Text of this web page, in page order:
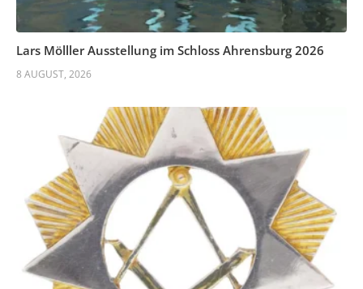
Lars Mölller Ausstellung im Schloss Ahrensburg 2026
8 AUGUST, 2026